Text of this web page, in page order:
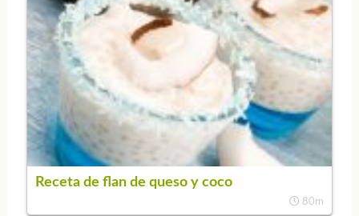
Receta de flan de queso y coco
80m